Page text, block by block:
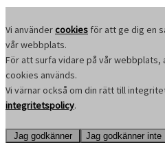
Vi användercookies för att ge dig en
vår webbplats.
För att surfa vidare på vår webbplats,
cookies används.
Vi värnar också om din rätt till
integritetspolicy.
Jag godkänner Jag godkänner inte